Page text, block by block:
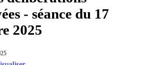
- séance du 17
2025